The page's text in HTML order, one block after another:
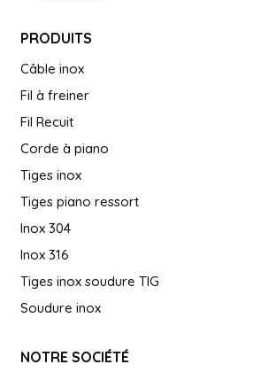
PRODUITS
Câble inox
Fil à freiner
Fil Recuit
Corde à piano
Tiges inox
Tiges piano ressort
Inox 304
Inox 316
Tiges inox soudure TIG
Soudure inox
NOTRE SOCIÉTÉ